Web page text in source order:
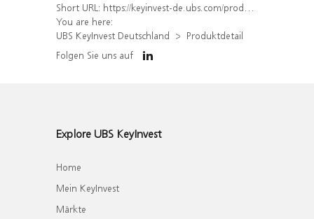
Short URL: https://keyinvest-de.ubs.com/produkt/detail/index/isin/DE000WA50444
You are here:
UBS KeyInvest Deutschland
Produktdetail
Folgen Sie uns auf
Explore UBS KeyInvest
Home
Mein KeyInvest
Märkte